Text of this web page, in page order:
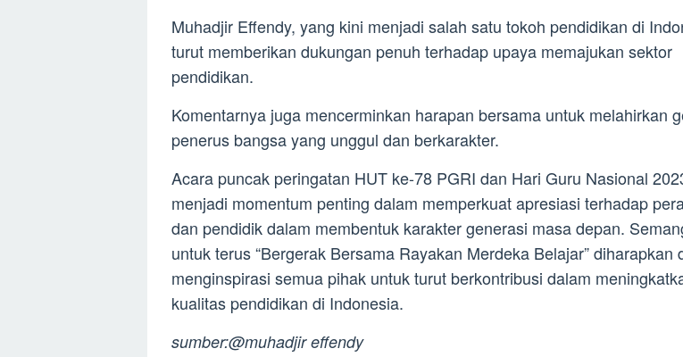
Muhadjir Effendy, yang kini menjadi salah satu tokoh pendidikan di
turut memberikan dukungan penuh terhadap upaya memajukan sektor
pendidikan.
Komentarnya juga mencerminkan harapan bersama untuk melahirkan
penerus bangsa yang unggul dan berkarakter.
Acara puncak peringatan HUT ke-78 PGRI dan Hari Guru Nasional
menjadi momentum penting dalam memperkuat apresiasi terhadap
dan pendidik dalam membentuk karakter generasi masa depan.
untuk terus “Bergerak Bersama Rayakan Merdeka Belajar” diharapkan
menginspirasi semua pihak untuk turut berkontribusi dalam
kualitas pendidikan di Indonesia.
sumber:@muhadjir effendy